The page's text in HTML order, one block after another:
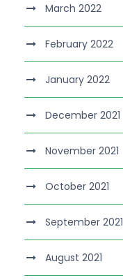
March 2022
February 2022
January 2022
December 2021
November 2021
October 2021
September 2021
August 2021